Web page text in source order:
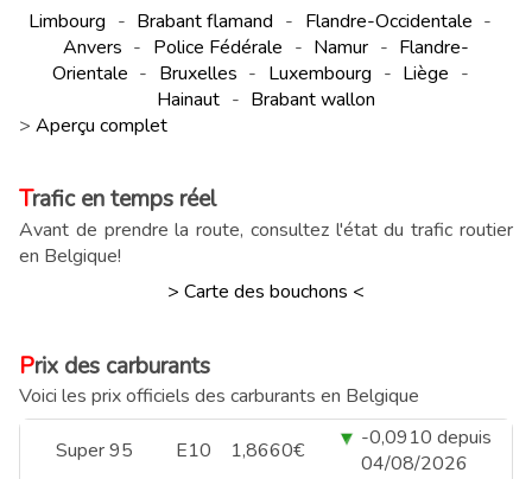
Limbourg - Brabant flamand - Flandre-Occidentale -
Anvers - Police Fédérale - Namur - Flandre-
Orientale - Bruxelles - Luxembourg - Liège -
Hainaut - Brabant wallon
> Aperçu complet
Trafic en temps réel
Avant de prendre la route, consultez l'état du trafic routier
en Belgique!
> Carte des bouchons <
Prix des carburants
Voici les prix officiels des carburants en Belgique
Super 95 E10 1,8660€
-0,0910 depuis
04/08/2026